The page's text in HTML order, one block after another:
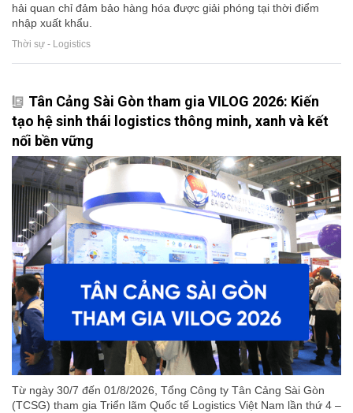
hải quan chỉ đảm bảo hàng hóa được giải phóng tại thời điểm
nhập xuất khẩu.
Thời sự - Logistics
Tân Cảng Sài Gòn tham gia VILOG 2026: Kiến
tạo hệ sinh thái logistics thông minh, xanh và kết
nối bền vững
Từ ngày 30/7 đến 01/8/2026, Tổng Công ty Tân Cảng Sài Gòn
(TCSG) tham gia Triển lãm Quốc tế Logistics Việt Nam lần thứ 4 –